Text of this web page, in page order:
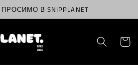
В SNIPPLANET